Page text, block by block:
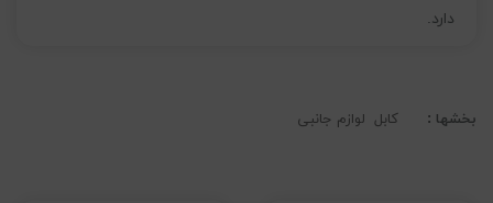
دارد.
بخشها : کابل لوازم جانبی